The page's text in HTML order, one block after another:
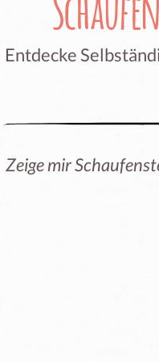
Entdecke
Zeige mir